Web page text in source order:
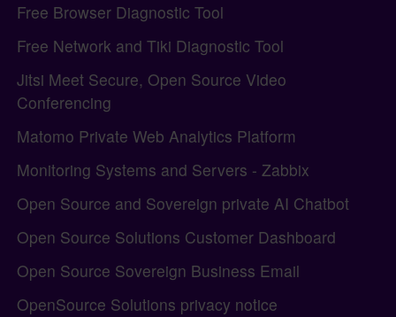
Free Browser Diagnostic Tool
Free Network and Tiki Diagnostic Tool
Jitsi Meet Secure, Open Source Video
Conferencing
Matomo Private Web Analytics Platform
Monitoring Systems and Servers - Zabbix
Open Source and Sovereign private AI Chatbot
Open Source Solutions Customer Dashboard
Open Source Sovereign Business Email
OpenSource Solutions privacy notice